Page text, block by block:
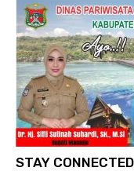
STAY CONNECTED